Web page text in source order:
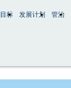
标 发展计划 管治